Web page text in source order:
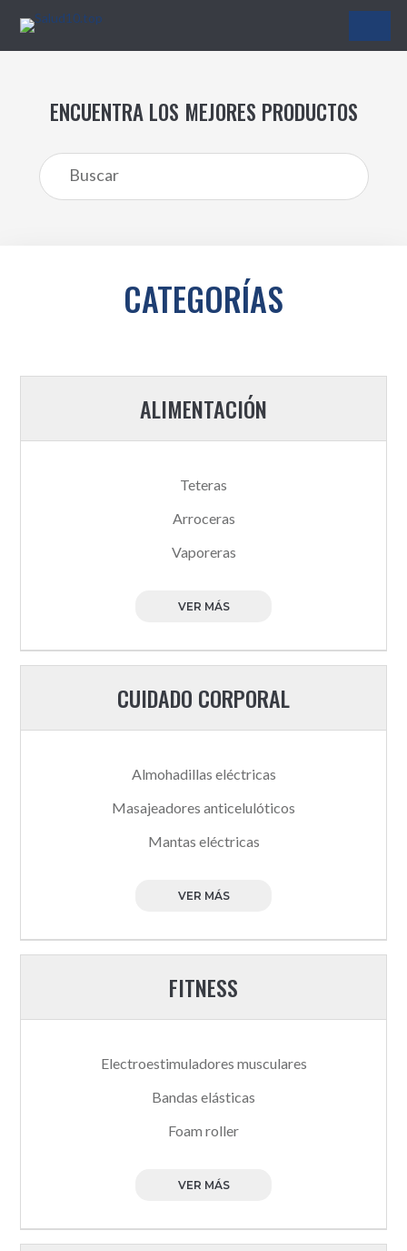
Salud10.top
ENCUENTRA LOS MEJORES PRODUCTOS
CATEGORÍAS
ALIMENTACIÓN
Teteras
Arroceras
Vaporeras
VER MÁS
CUIDADO CORPORAL
Almohadillas eléctricas
Masajeadores anticelulóticos
Mantas eléctricas
VER MÁS
FITNESS
Electroestimuladores musculares
Bandas elásticas
Foam roller
VER MÁS